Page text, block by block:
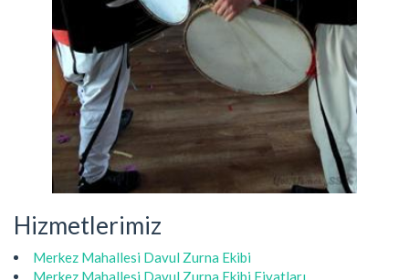
Hizmetlerimiz
Merkez Mahallesi Davul Zurna Ekibi
Merkez Mahallesi Davul Zurna Ekibi Fiyatları